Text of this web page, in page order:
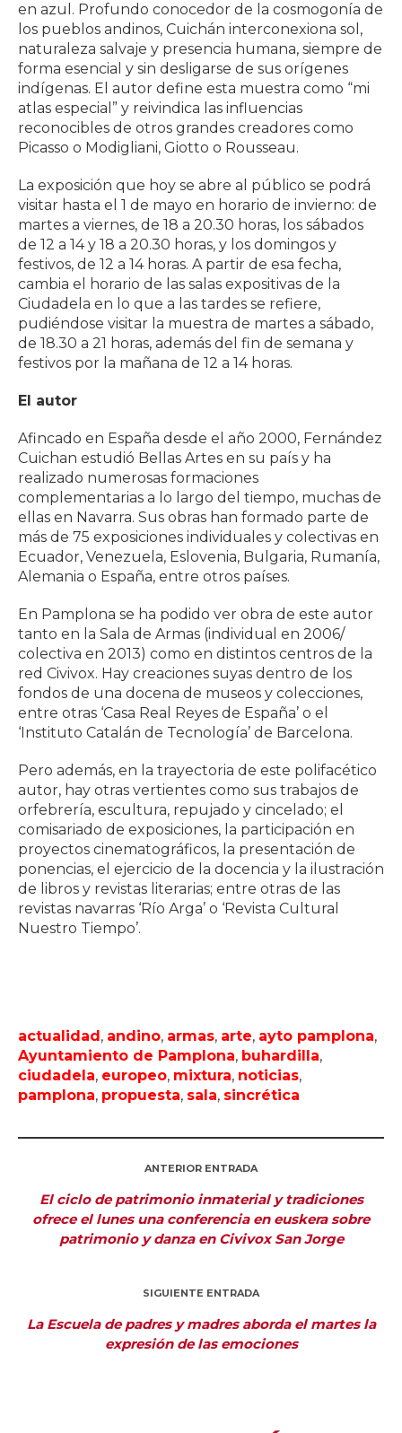
en azul. Profundo conocedor de la cosmogonía de
los pueblos andinos, Cuichán interconexiona sol,
naturaleza salvaje y presencia humana, siempre de
forma esencial y sin desligarse de sus orígenes
indígenas. El autor define esta muestra como “mi
atlas especial” y reivindica las influencias
reconocibles de otros grandes creadores como
Picasso o Modigliani, Giotto o Rousseau.
La exposición que hoy se abre al público se podrá
visitar hasta el 1 de mayo en horario de invierno: de
martes a viernes, de 18 a 20.30 horas, los sábados
de 12 a 14 y 18 a 20.30 horas, y los domingos y
festivos, de 12 a 14 horas. A partir de esa fecha,
cambia el horario de las salas expositivas de la
Ciudadela en lo que a las tardes se refiere,
pudiéndose visitar la muestra de martes a sábado,
de 18.30 a 21 horas, además del fin de semana y
festivos por la mañana de 12 a 14 horas.
El autor
Afincado en España desde el año 2000, Fernández
Cuichan estudió Bellas Artes en su país y ha
realizado numerosas formaciones
complementarias a lo largo del tiempo, muchas de
ellas en Navarra. Sus obras han formado parte de
más de 75 exposiciones individuales y colectivas en
Ecuador, Venezuela, Eslovenia, Bulgaria, Rumanía,
Alemania o España, entre otros países.
En Pamplona se ha podido ver obra de este autor
tanto en la Sala de Armas (individual en 2006/
colectiva en 2013) como en distintos centros de la
red Civivox. Hay creaciones suyas dentro de los
fondos de una docena de museos y colecciones,
entre otras ‘Casa Real Reyes de España’ o el
‘Instituto Catalán de Tecnología’ de Barcelona.
Pero además, en la trayectoria de este polifacético
autor, hay otras vertientes como sus trabajos de
orfebrería, escultura, repujado y cincelado; el
comisariado de exposiciones, la participación en
proyectos cinematográficos, la presentación de
ponencias, el ejercicio de la docencia y la ilustración
de libros y revistas literarias; entre otras de las
revistas navarras ‘Río Arga’ o ‘Revista Cultural
Nuestro Tiempo’.
actualidad, andino, armas, arte, ayto pamplona,
Ayuntamiento de Pamplona, buhardilla,
ciudadela, europeo, mixtura, noticias,
pamplona, propuesta, sala, sincrética
ANTERIOR ENTRADA
El ciclo de patrimonio inmaterial y tradiciones
ofrece el lunes una conferencia en euskera sobre
patrimonio y danza en Civivox San Jorge
SIGUIENTE ENTRADA
La Escuela de padres y madres aborda el martes la
expresión de las emociones